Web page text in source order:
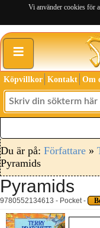
Vi använder cookies för
≡
Köpvillkor Kontakt Om
Du är på: Författare »
Pyramids
Pyramids
9780552134613 - Pocket -